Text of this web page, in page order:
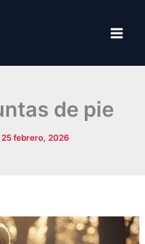
de pie
25 febrero, 2026